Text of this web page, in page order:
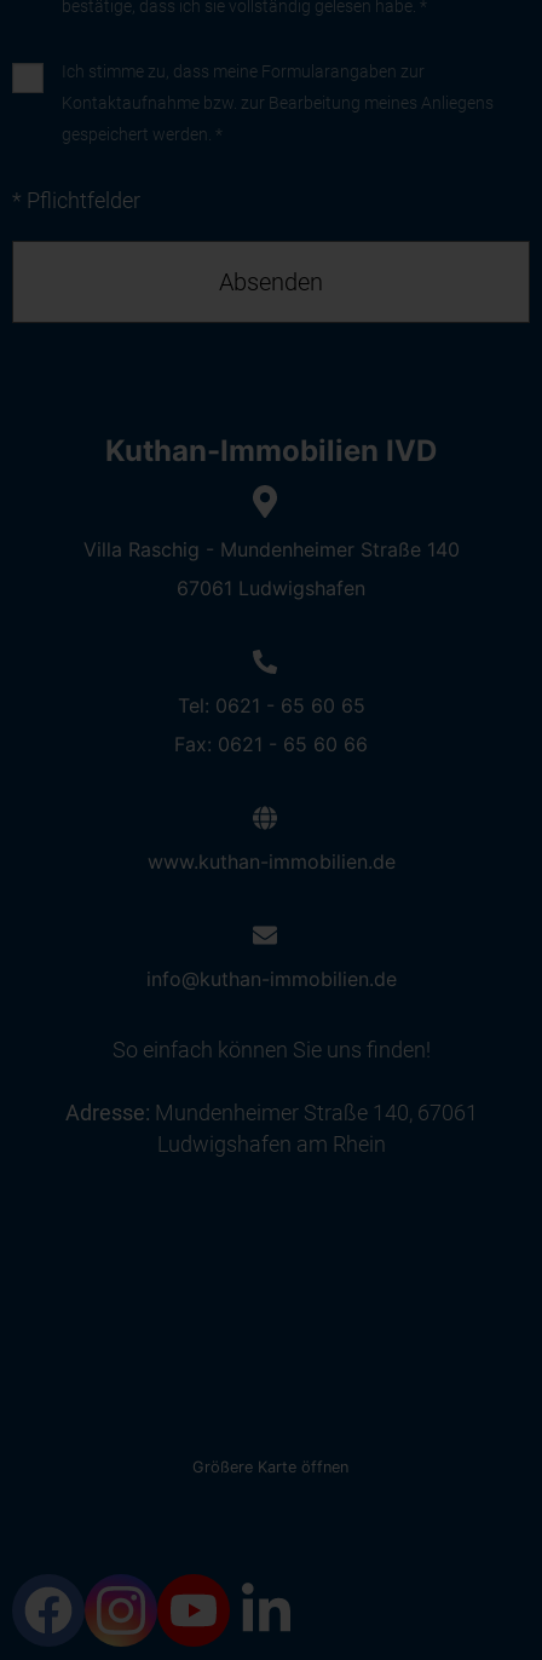
bestätige, dass ich sie vollständig gelesen habe. *
Ich stimme zu, dass meine Formularangaben zur
Kontaktaufnahme bzw. zur Bearbeitung meines Anliegens
gespeichert werden. *
* Pflichtfelder
Kuthan-Immobilien IVD
Villa Raschig - Mundenheimer Straße 140
67061 Ludwigshafen
Tel: 0621 - 65 60 65
Fax: 0621 - 65 60 66
www.kuthan-immobilien.de
info@kuthan-immobilien.de
So einfach können Sie uns finden!
Adresse: Mundenheimer Straße 140, 67061
Ludwigshafen am Rhein
Größere Karte öffnen